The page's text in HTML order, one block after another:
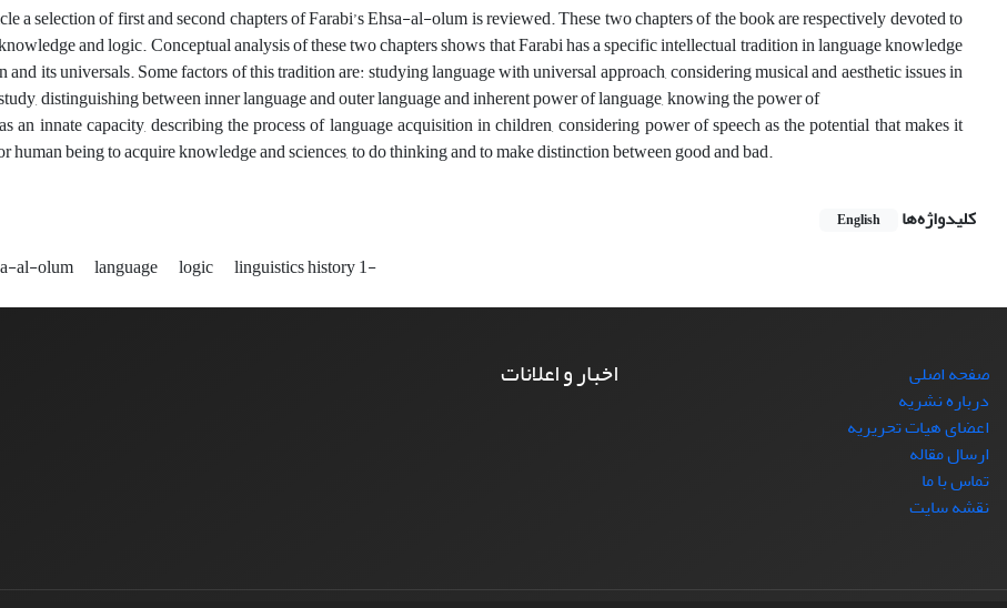
a selection of first and second chapters of Farabi’s Ehsa-al-olum is reviewed. These two chapters of the book are respectively devoted to
and logic. Conceptual analysis of these two chapters shows that Farabi has a specific intellectual tradition in language knowledge
and its universals. Some factors of this tradition are: studying language with universal approach, considering musical and aesthetic issues in
distinguishing between inner language and outer language and inherent power of language, knowing the power of
an innate capacity, describing the process of language acquisition in children, considering power of speech as the potential that makes it
human being to acquire knowledge and sciences, to do thinking and to make distinction between good and bad.
کلیدواژه‌ها
English
al-olum language logic linguistics history 1-
صفحه اصلی
درباره نشریه
اعضای هیات تحریریه
ارسال مقاله
تماس با ما
نقشه سایت
اخبار و اعلانات